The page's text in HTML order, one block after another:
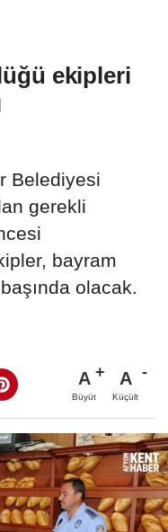
ekipleri
Belediyesi
gerekli
bayram
olacak.
A
Büyüt
A
Küçült